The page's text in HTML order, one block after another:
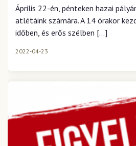
Április 22-én, pénteken hazai
atlétáink számára. A 14 órakor
időben, és erős szélben […]
2022-04-23